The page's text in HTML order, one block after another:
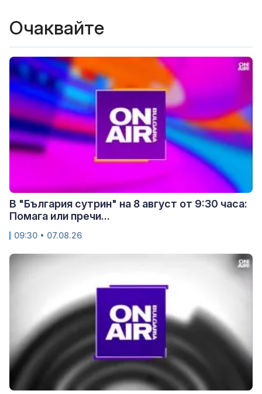
Очаквайте
В "България сутрин" на 8 август от 9:30 часа:
Помага или пречи...
09:30 • 07.08.26